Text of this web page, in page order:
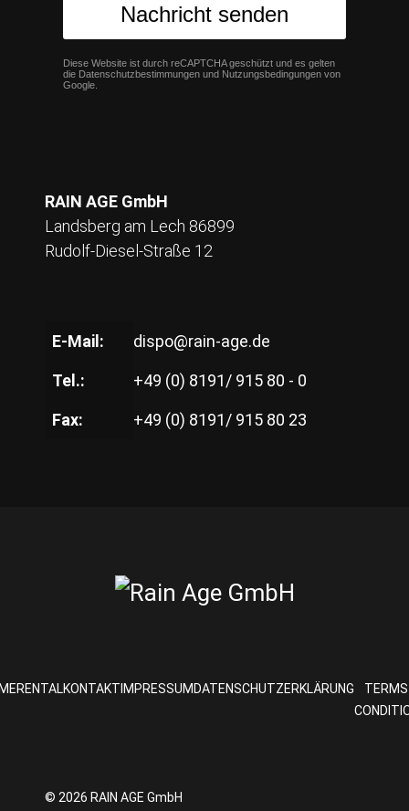
Nachricht senden
Diese Website ist durch reCAPTCHA geschützt und es gelten
die Datenschutzbestimmungen und Nutzungsbedingungen von
Google.
RAIN AGE GmbH
Landsberg am Lech 86899
Rudolf-Diesel-Straße 12
E-Mail: dispo@rain-age.de
Tel.: +49 (0) 8191/ 915 80 - 0
Fax: +49 (0) 8191/ 915 80 23
RENTALKONTAKT IMPRESSUM DATENSCHUTZERKLÄRUNG
© 2026 RAIN AGE GmbH